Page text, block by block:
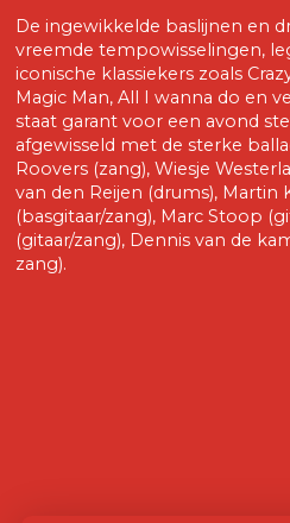
De ingewikkelde baslijnen en
vreemde tempowisselingen,
iconische klassiekers zoals
Magic Man, All I wanna do en
staat garant voor een avond
afgewisseld met de sterke
Roovers (zang), Wiesje
van den Reijen (drums), Martin
(basgitaar/zang), Marc Stoop
(gitaar/zang), Dennis van de
zang).